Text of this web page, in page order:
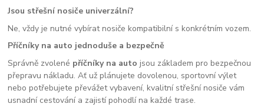
Jsou střešní nosiče univerzální?
Ne, vždy je nutné vybírat nosiče kompatibilní s konkrétním vozem.
Příčníky na auto jednoduše a bezpečně
Správně zvolené příčníky na auto jsou základem pro bezpečnou
přepravu nákladu. Ať už plánujete dovolenou, sportovní výlet
nebo potřebujete převážet vybavení, kvalitní střešní nosiče vám
usnadní cestování a zajistí pohodlí na každé trase.